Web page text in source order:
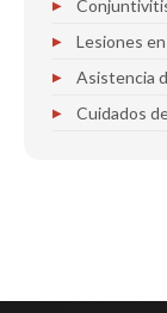
Lesiones
Asistencia
Cuidados